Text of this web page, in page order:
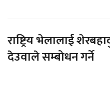
राष्ट्रिय भेलालाई
देउवाले सम्बोधन गर्ने